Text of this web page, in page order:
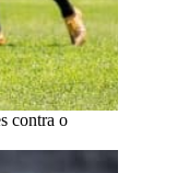
contra o